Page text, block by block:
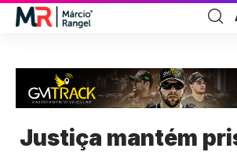
Justiça mantém